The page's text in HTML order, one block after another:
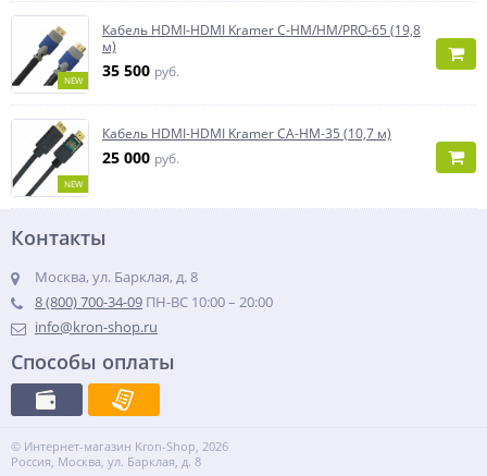
NEW
Кабель HDMI-HDMI Kramer C-HM/HM/PRO-65 (19,8
м)
35 500 руб.
NEW
Кабель HDMI-HDMI Kramer CA-HM-35 (10,7 м)
25 000 руб.
Контакты
Москва, ул. Барклая, д. 8
8 (800) 700-34-09 ПН-ВС 10:00 – 20:00
info@kron-shop.ru
Способы оплаты
© Интернет-магазин Kron-Shop, 2026
Россия, Москва, ул. Барклая, д. 8